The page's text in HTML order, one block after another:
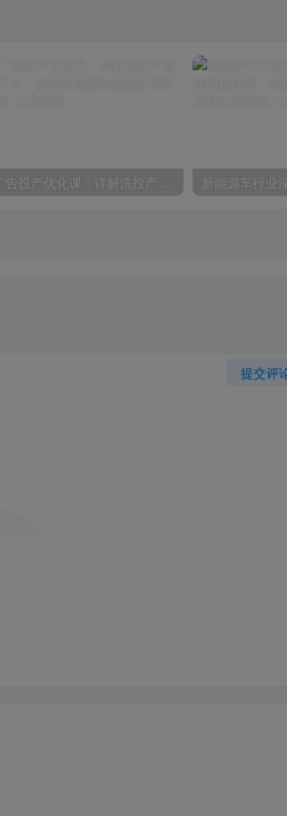
提交评